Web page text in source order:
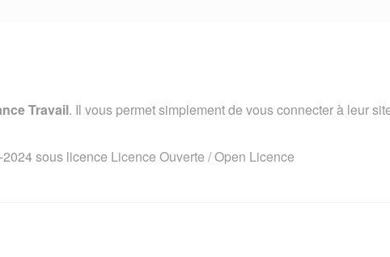
Travail. Il vous permet simplement de vous connecter à leur
sous licence Licence Ouverte / Open Licence